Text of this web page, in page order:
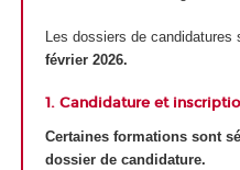
Les dossiers de candidatures
février 2026.
1. Candidature et
Certaines formations sont
dossier de candidature.